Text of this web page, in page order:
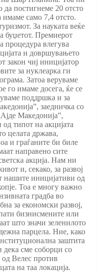
постигнеме 20 отсто
имаме само 7,4 отсто.
За науката веќе
буџетот. Премиерот
процедура влегува
и довршувањето
закон чиј иницијатор
за нуклеарка ги
Затоа веруваме
го имаме досега, ќе се
поддршка и за
заедничка со
Македонија”,
типот на акцијата
целата држава,
и граѓаните би биле
направено сите
акција. Нам ни
и, секако, за развој
нашите иницијативи од
Тоа е многу важно
градба во
за економски развој,
бизнисмените или
што значи зеленилото
парцела. Ние, како
заштита
дека сме соборци со
Велес против
на таа локација.